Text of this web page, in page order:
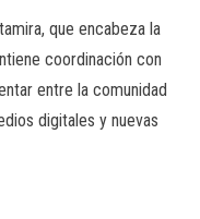
que encabeza la
coordinación con
entre la comunidad
digitales y nuevas